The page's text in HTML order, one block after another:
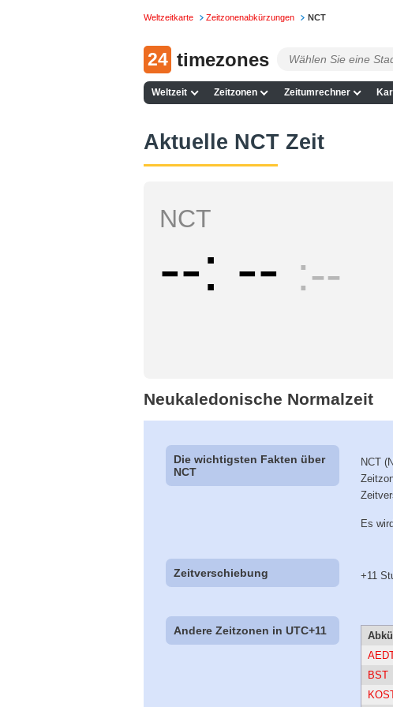
Weltzeitkarte Zeitzonenabkürzungen NCT
24 timezones
Weltzeit Zeitzonen Zeitumrechner
Aktuelle NCT Zeit
NCT
-- -- --
Neukaledonische Normalzeit
Die wichtigsten Fakten über
NCT
NCT
Es
Zeitverschiebung +11
Andere Zeitzonen in UTC+11
BST